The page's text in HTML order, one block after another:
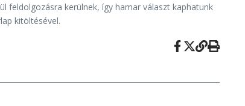
feldolgozásra kerülnek, így hamar választ kaphatunk
kitöltésével.